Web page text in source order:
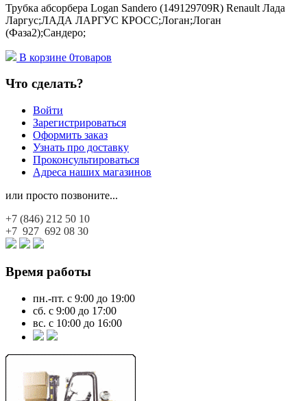
Трубка абсорбера Logan Sandero (149129709R) Renault Лада
Ларгус;ЛАДА ЛАРГУС КРОСС;Логан;Логан
(Фаза2);Сандеро;
В корзине 0товаров
Что сделать?
Войти
Зарегистрироваться
Оформить заказ
Узнать про доставку
Проконсультироваться
Адреса наших магазинов
или просто позвоните...
+7 (846) 212 50 10
+7 927 692 08 30
Время работы
пн.-пт. с 9:00 до 19:00
сб. с 9:00 до 17:00
вс. с 10:00 до 16:00